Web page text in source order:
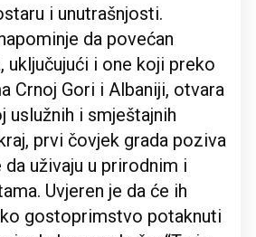
i unutrašnjosti.
da povećan
uključujući i one koji preko
Crnoj Gori i Albaniji, otvara
uslužnih i smještajnih
prvi čovjek grada poziva
uživaju u prirodnim i
Uvjeren je da će ih
gostoprimstvo potaknuti